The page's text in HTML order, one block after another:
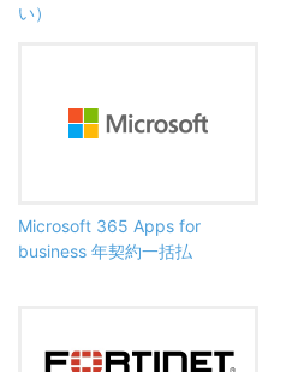
い）
Microsoft 365 Apps for
business 年契約一括払